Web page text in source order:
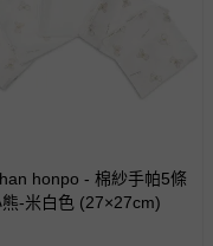
份退貨，而該訂單保
，活動贈品亦需一併退
不適用七天鑑賞期/猶
時即將逾期（例如生鮮
honpo - 棉紗手帕5條
-米白色 (27×27cm)